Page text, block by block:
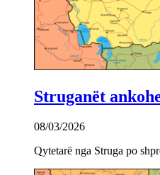
Struganët
08/03/2026
Qytetarë nga Struga po